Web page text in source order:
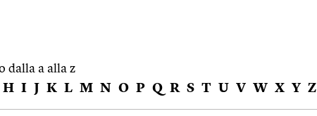
dalla a alla z
H I J K L M N O P Q R S T U V W X Y Z